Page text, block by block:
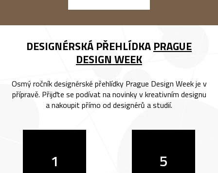
DESIGNÉRSKÁ PŘEHLÍDKA PRAGUE
DESIGN WEEK
Osmý ročník designérské přehlídky Prague Design Week je v
přípravě. Přijďte se podívat na novinky v kreativním designu
a nakoupit přímo od designérů a studií.
1 5